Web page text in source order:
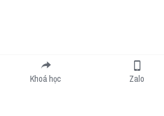
Submit
Khoá học Zalo